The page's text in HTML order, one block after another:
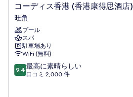
コ
ー
デ
ィ
ス
香
港
(香
港
コーディス香港 (香港康得思酒店)
旺角
プール
スパ
駐車場あり
WiFi (無料)
10
段
9.4 最高に素晴らしい
口コミ 2,000 件